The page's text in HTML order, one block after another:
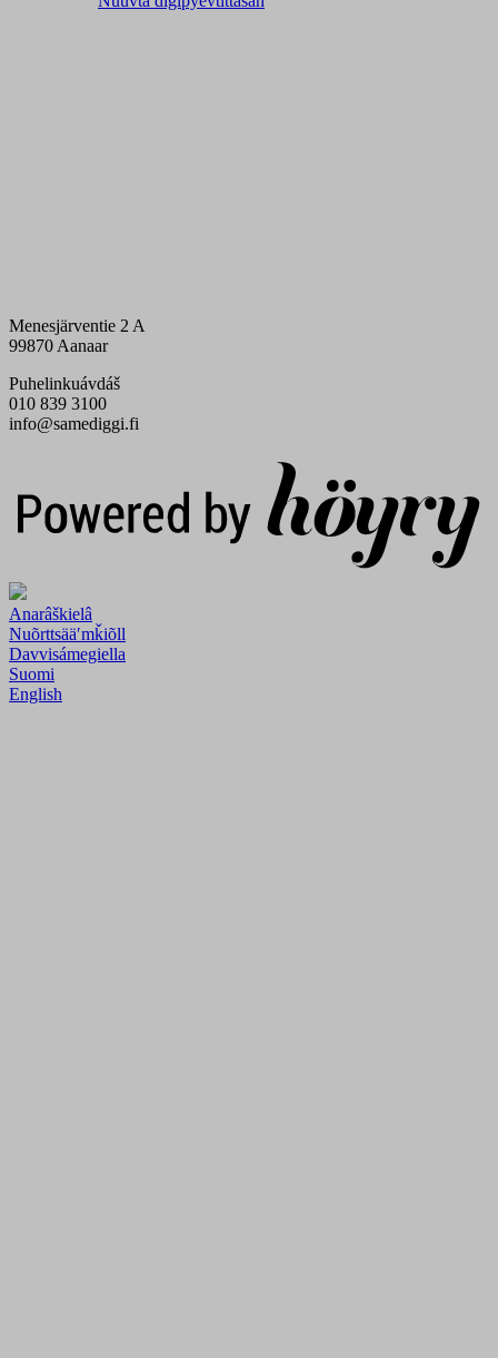
Menesjärventie 2 A
99870 Aanaar
Puhelinkuávdáš
010 839 3100
info@samediggi.fi
Anarâškielâ
Nuõrttsääʹmǩiõll
Davvisámegiella
Suomi
English